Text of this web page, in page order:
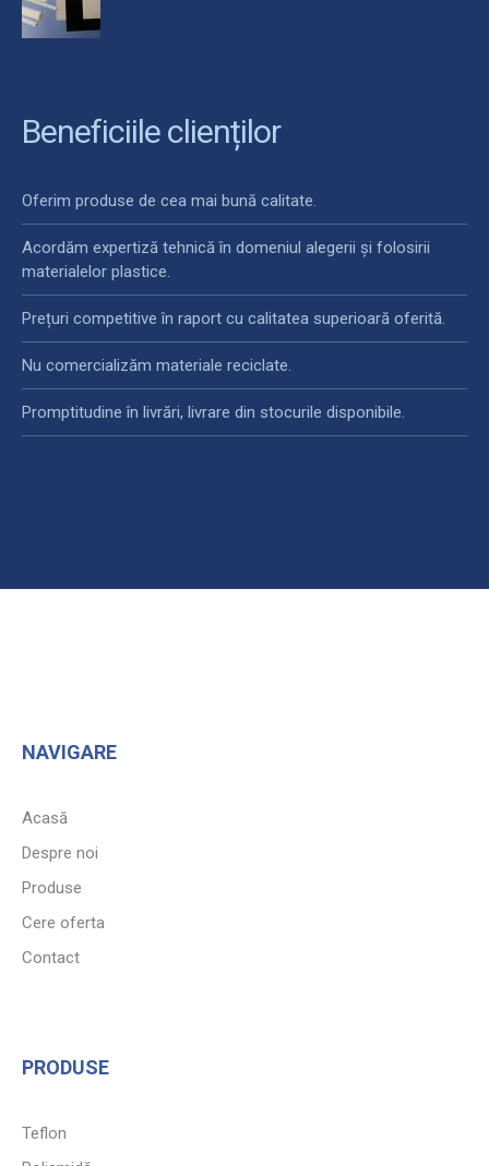
Beneficiile clienților
Oferim produse de cea mai bună calitate.
Acordăm expertiză tehnică în domeniul alegerii și folosirii
materialelor plastice.
Prețuri competitive în raport cu calitatea superioară oferită.
Nu comercializăm materiale reciclate.
Promptitudine în livrări, livrare din stocurile disponibile.
NAVIGARE
Acasă
Despre noi
Produse
Cere oferta
Contact
PRODUSE
Teflon